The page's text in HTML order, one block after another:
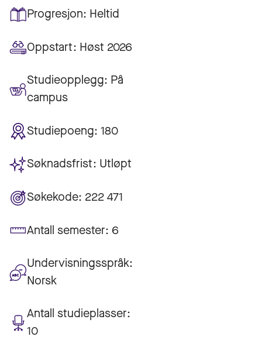
Progresjon: Heltid
Oppstart: Høst 2026
Studieopplegg: På
campus
Studiepoeng: 180
Søknadsfrist: Utløpt
Søkekode: 222 471
Antall semester: 6
Undervisningsspråk:
Norsk
Antall studieplasser:
10